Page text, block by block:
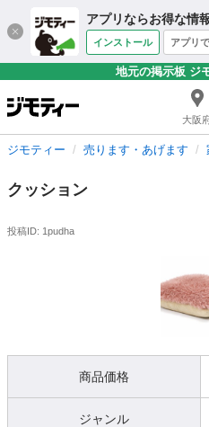
アプリならお得な情
インストール アプリ
地元の掲示板 ジ
大阪
ジモティー 売ります・あげます
クッション
投稿ID: 1pudha
商品価格
ジャンル